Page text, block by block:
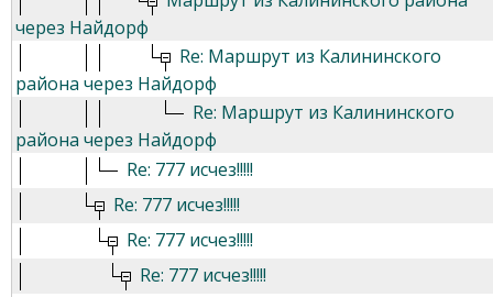
через Найдорф
Re: Маршрут из Калининского
района через Найдорф
Re: Маршрут из Калининского
района через Найдорф
Re: 777 исчез!!!!!
Re: 777 исчез!!!!!
Re: 777 исчез!!!!!
Re: 777 исчез!!!!!